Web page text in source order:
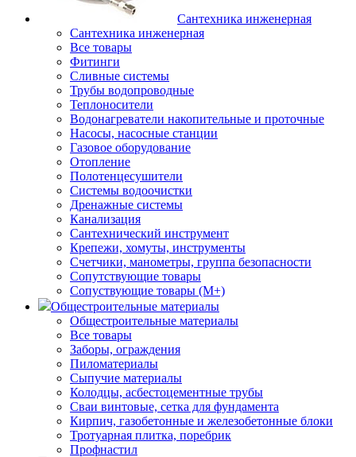
Сантехника инженерная
Сантехника инженерная
Все товары
Фитинги
Сливные системы
Трубы водопроводные
Теплоносители
Водонагреватели накопительные и проточные
Насосы, насосные станции
Газовое оборудование
Отопление
Полотенцесушители
Системы водоочистки
Дренажные системы
Канализация
Сантехнический инструмент
Крепежи, хомуты, инструменты
Счетчики, манометры, группа безопасности
Сопутствующие товары
Сопуствующие товары (М+)
Общестроительные материалы
Общестроительные материалы
Все товары
Заборы, ограждения
Пиломатериалы
Сыпучие материалы
Колодцы, асбестоцементные трубы
Сваи винтовые, сетка для фундамента
Кирпич, газобетонные и железобетонные блоки
Тротуарная плитка, поребрик
Профнастил